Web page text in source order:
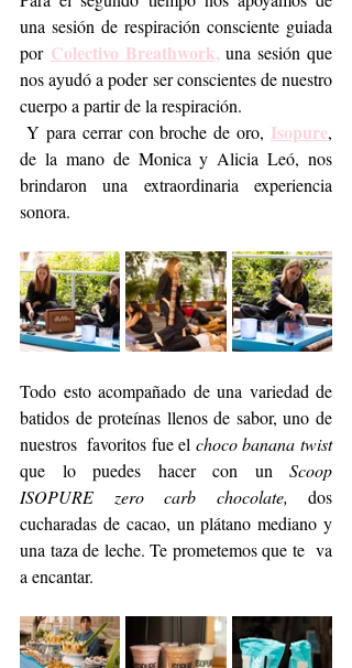
una sesión de respiración consciente guiada
por Colectivo Breathwork, una sesión que
nos ayudó a poder ser conscientes de nuestro
cuerpo a partir de la respiración.
Y para cerrar con broche de oro, Isopure,
de la mano de Monica y Alicia Leó, nos
brindaron una extraordinaria experiencia
sonora.
Todo esto acompañado de una variedad de
batidos de proteínas llenos de sabor, uno de
nuestros  favoritos fue el choco banana twist
que lo puedes hacer con un Scoop
ISOPURE zero carb chocolate, dos
cucharadas de cacao, un plátano mediano y
una taza de leche. Te prometemos que te  va
a encantar.